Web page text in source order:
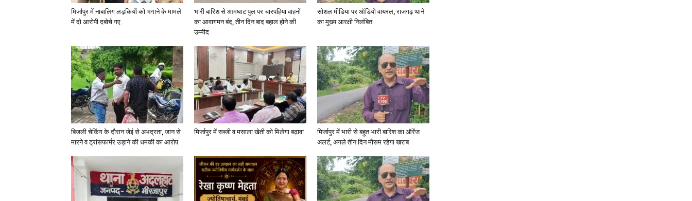
मिर्जापुर में नाबालिग लड़कियों को भगाने के मामले
में दो आरोपी दबोचे गए
भारी बारिश से आमघाट पुल पर चारपहिया वाहनों
का आवागमन बंद, तीन दिन बाद बहाल होने की
उम्मीद
सोशल मीडिया पर ऑडियो वायरल, राजगढ़ थाने
का मुख्य आरक्षी निलंबित
बिजली चेकिंग के दौरान जेई से अभद्रता, जान से
मारने व ट्रांसफार्मर उड़ाने की धमकी का आरोप
मिर्जापुर में सब्जी व मसाला खेती को मिलेगा बढ़ावा
मिर्जापुर में भारी से बहुत भारी बारिश का ऑरेंज
अलर्ट, अगले तीन दिन मौसम रहेगा खराब